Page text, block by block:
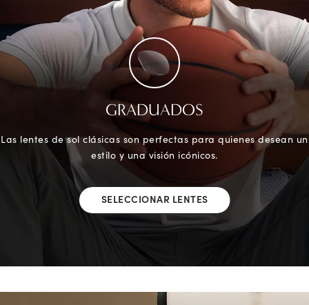
GRADUADOS
Las lentes de sol clásicas son perfectas para quienes desean un
estilo y una visión icónicos.
SELECCIONAR LENTES